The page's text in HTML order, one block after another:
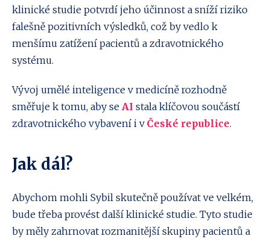
klinické studie potvrdí jeho účinnost a sníží riziko
falešně pozitivních výsledků, což by vedlo k
menšímu zatížení pacientů a zdravotnického
systému.
Vývoj umělé inteligence v medicíně rozhodně
směřuje k tomu, aby se AI stala klíčovou součástí
zdravotnického vybavení i v České republice.
Jak dál?
Abychom mohli Sybil skutečně používat ve velkém,
bude třeba provést další klinické studie. Tyto studie
by měly zahrnovat rozmanitější skupiny pacientů a